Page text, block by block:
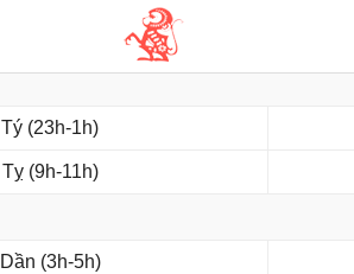
Tý (23h-1h)
Tỵ (9h-11h)
Dần (3h-5h)